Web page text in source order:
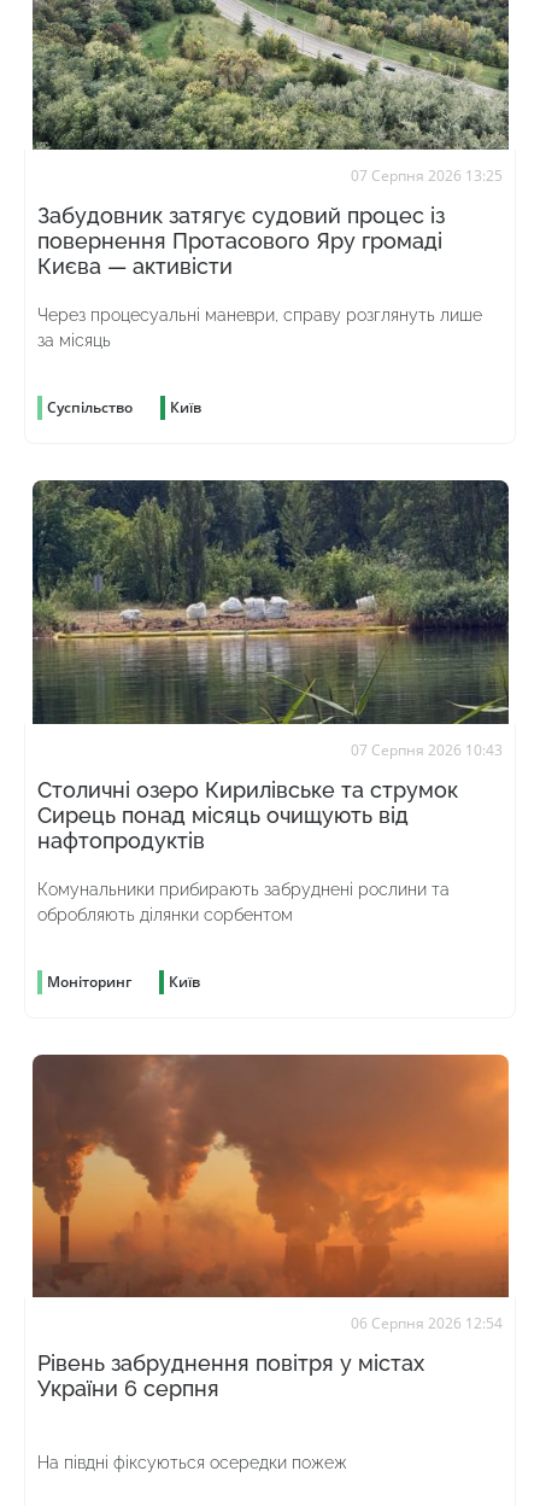
07 Серпня 2026 13:25
Забудовник затягує судовий процес із
повернення Протасового Яру громаді
Києва — активісти
Через процесуальні маневри, справу розглянуть лише
за місяць
Суспільство Київ
07 Серпня 2026 10:43
Столичні озеро Кирилівське та струмок
Сирець понад місяць очищують від
нафтопродуктів
Комунальники прибирають забруднені рослини та
обробляють ділянки сорбентом
Моніторинг Київ
06 Серпня 2026 12:54
Рівень забруднення повітря у містах
України 6 серпня
На півдні фіксуються осередки пожеж